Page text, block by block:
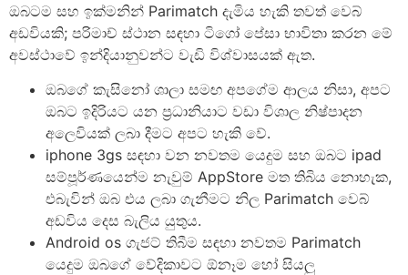
ඔබටම සහ ඉක්මනින් Parimatch දැමිය හැකි තවත් වෙබ්
අඩවියකි; පරිමාච් ස්ථාන සඳහා ටිගෝ පේසා භාවිතා කරන මේ
අවස්ථාවේ ඉන්දියානුවන්ට වැඩි විශ්වාසයක් ඇත.
ඔබගේ කැසිනෝ ශාලා සමඟ අපගේම ආලය නිසා, අපට
ඔබට ඉදිරියට යන ප්‍රධානියාට වඩා විශාල නිෂ්පාදන
අලෙවියක් ලබා දීමට අපට හැකි වේ.
iphone 3gs සඳහා වන නවතම යෙදුම සහ ඔබට ipad
සම්පූර්ණයෙන්ම නැවුම් AppStore මත තිබිය නොහැක,
එබැවින් ඔබ එය ලබා ගැනීමට නිල Parimatch වෙබ්
අඩවිය දෙස බැලිය යුතුය.
Android os ගැජට් තිබීම සඳහා නවතම Parimatch
යෙදුම ඔබගේ වේදිකාවට ඕනෑම හෝ සියලු